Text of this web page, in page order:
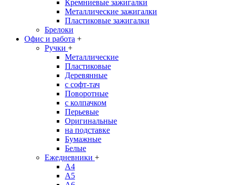
Кремниевые зажигалки
Металлические зажигалки
Пластиковые зажигалки
Брелоки
Офис и работа +
Ручки +
Металлические
Пластиковые
Деревянные
с софт-тач
Поворотные
с колпачком
Перьевые
Оригинальные
на подставке
Бумажные
Белые
Ежедневники +
A4
A5